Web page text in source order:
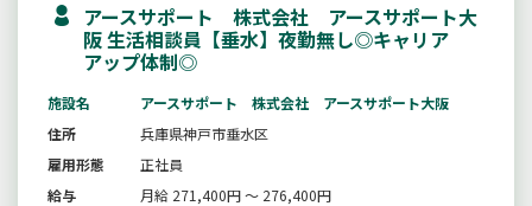
アースサポート 株式会社 アースサポート大
阪 生活相談員【垂水】夜勤無し◎キャリア
アップ体制◎
施設名
アースサポート 株式会社 アースサポート大阪
住所
兵庫県神戸市垂水区
雇用形態
正社員
給与
月給 271,400円 ～ 276,400円